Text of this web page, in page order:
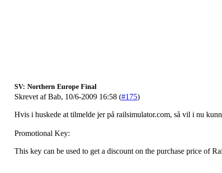
SV: Northern Europe Final
Skrevet af Bab, 10/6-2009 16:58 (#175)
Hvis i huskede at tilmelde jer på railsimulator.com, så vil i nu
Promotional Key:
This key can be used to get a discount on the purchase price of